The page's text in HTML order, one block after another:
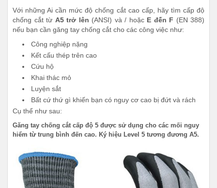
Với những Ai cần mức độ chống cắt cao cấp, hãy tìm cấp độ
chống cắt từ A5 trở lên (ANSI) và / hoặc E đến F (EN 388)
nếu bạn cần găng tay chống cắt cho các công việc như:
Công nghiệp nặng
Kết cấu thép trên cao
Cứu hộ
Khai thác mỏ
Luyện sắt
Bất cứ thứ gì khiến bạn có nguy cơ cao bị đứt và rách
Cụ thể như sau:
Găng tay chống cắt cấp độ 5 được sử dụng cho các mối nguy
hiểm từ trung bình đến cao. Ký hiệu Level 5 tương đương A5.